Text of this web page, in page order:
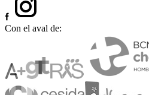
Con el aval de: